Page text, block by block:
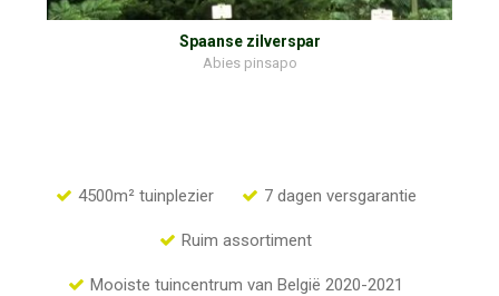
Spaanse zilverspar
Abies pinsapo
4500m² tuinplezier 7 dagen versgarantie
Ruim assortiment
Mooiste tuincentrum van België 2020-2021